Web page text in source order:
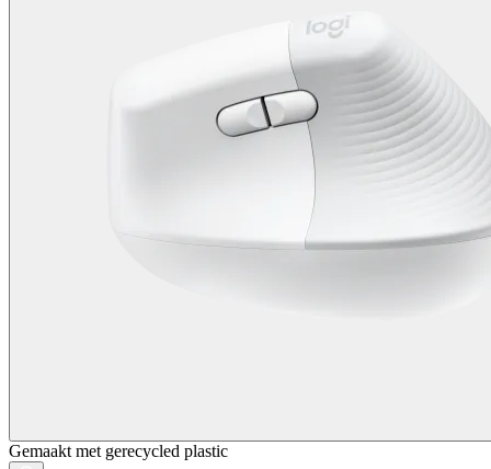
Gemaakt met gerecycled plastic